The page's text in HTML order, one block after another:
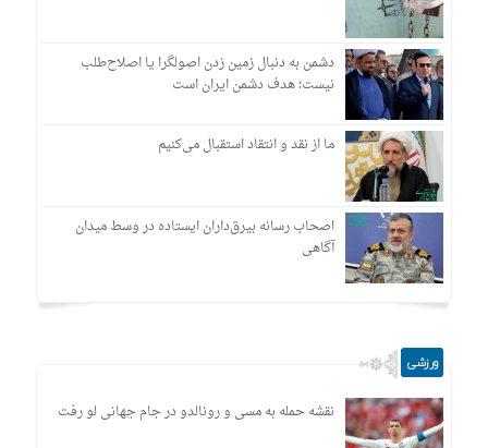
دشمن به دنبال زمین زدن اصولگرا یا اصلاح‌طلب
نیست؛ هدف دشمن ایران است
ما از نقد و انتقاد استقبال می‌کنیم
اصحاب رسانه بیرق‌داران ایستاده در وسط میدان
آگاهی
ورزشی
نقشه حمله به مسی و رونالدو در جام جهانی لو رفت